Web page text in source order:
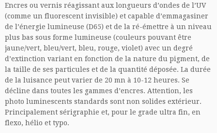
Encres ou vernis réagissant aux longueurs d’ondes de l’UV
(comme un fluorescent invisible) et capable d’emmagasiner
de l’énergie lumineuse (D65) et de la ré-émettre à un niveau
plus bas sous forme lumineuse (couleurs pouvant être
jaune/vert, bleu/vert, bleu, rouge, violet) avec un degré
d’extinction variant en fonction de la nature du pigment, de
la taille de ses particules et de la quantité déposée. La durée
de la luisance peut varier de 20 mn à 10-12 heures. Se
décline dans toutes les gammes d’encres. Attention, les
photo luminescents standards sont non solides extérieur.
Principalement sérigraphie et, pour le grade ultra fin, en
flexo, hélio et typo.